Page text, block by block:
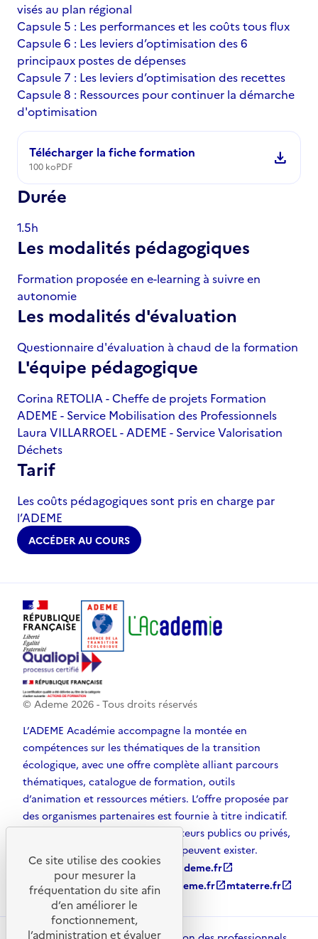
visés au plan régional
Capsule 5 : Les performances et les coûts tous flux
Capsule 6 : Les leviers d’optimisation des 6
principaux postes de dépenses
Capsule 7 : Les leviers d’optimisation des recettes
Capsule 8 : Ressources pour continuer la démarche
d'optimisation
Télécharger la fiche formation
100 koPDF download
Durée
1.5h
Les modalités pédagogiques
Formation proposée en e-learning à suivre en
autonomie
Les modalités d'évaluation
Questionnaire d'évaluation à chaud de la formation
L'équipe pédagogique
Corina RETOLIA - Cheffe de projets Formation
ADEME - Service Mobilisation des Professionnels
Laura VILLARROEL - ADEME - Service Valorisation
Déchets
Tarif
Les coûts pédagogiques sont pris en charge par
l’ADEME
ACCÉDER AU COURS
© Ademe 2026 - Tous droits réservés
L’ADEME Académie accompagne la montée en
compétences sur les thématiques de la transition
écologique, avec une offre complète alliant parcours
thématiques, catalogue de formation, outils
d’animation et ressources métiers. L’offre proposée par
des organismes partenaires est fournie à titre indicatif.
D’autres solutions, émanant d’acteurs publics ou privés,
et non référencées par l’ADEME, peuvent exister.
ademe.fr open_in_newagirpourlatransition.ademe.fropen_in_new
librairie.ademe.fropen_in_new recherche.ademe.fropen_in_newmtaterre.fropen_in_new
Ce site utilise des cookies
pour mesurer la
fréquentation du site afin
d’en améliorer le
fonctionnement,
l’administration et évaluer